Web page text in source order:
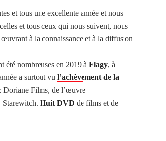
et tous une excellente année et nous
et tous ceux qui nous suivent, nous
à la connaissance et à la diffusion
été nombreuses en 2019 à Flagy, à
a surtout vu l’achèvement de la
Doriane Films, de l’œuvre
Starewitch. Huit DVD de films et de